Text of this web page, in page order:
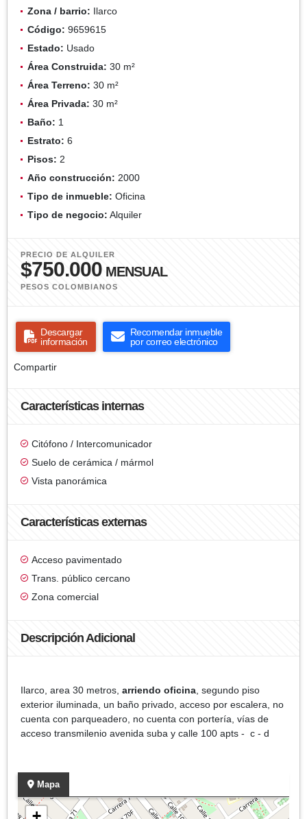
Zona / barrio: Ilarco
Código: 9659615
Estado: Usado
Área Construida: 30 m²
Área Terreno: 30 m²
Área Privada: 30 m²
Baño: 1
Estrato: 6
Pisos: 2
Año construcción: 2000
Tipo de inmueble: Oficina
Tipo de negocio: Alquiler
PRECIO DE ALQUILER
$750.000 MENSUAL
PESOS COLOMBIANOS
Descargar
información
Recomendar inmueble
por correo electrónico
Compartir
Características internas
Citófono / Intercomunicador
Suelo de cerámica / mármol
Vista panorámica
Características externas
Acceso pavimentado
Trans. público cercano
Zona comercial
Descripción Adicional
Ilarco, area 30 metros, arriendo oficina , segundo piso
exterior iluminada, un baño privado, acceso por escalera, no
cuenta con parqueadero, no cuenta con portería, vías de
acceso transmilenio avenida suba y calle 100 apts - c - d
Mapa